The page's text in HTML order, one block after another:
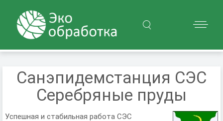
Санэпидемстанция СЭС
Серебряные пруды
Успешная и стабильная работа СЭС